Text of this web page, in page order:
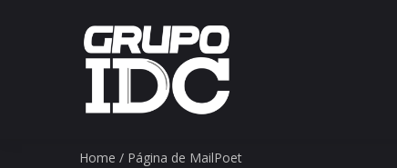
Home / Página de MailPoet